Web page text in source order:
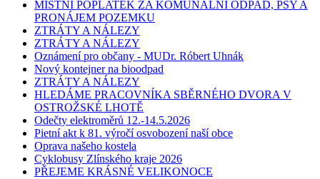
MÍSTNÍ POPLATEK ZA KOMUNÁLNÍ ODPAD, PSY A
PRONÁJEM POZEMKU
ZTRÁTY A NÁLEZY
ZTRÁTY A NÁLEZY
Oznámení pro občany - MUDr. Róbert Uhnák
Nový kontejner na bioodpad
ZTRÁTY A NÁLEZY
HLEDÁME PRACOVNÍKA SBĚRNÉHO DVORA V
OSTROŽSKÉ LHOTĚ
Odečty elektroměrů 12.-14.5.2026
Pietní akt k 81. výročí osvobození naší obce
Oprava našeho kostela
Cyklobusy Zlínského kraje 2026
PŘEJEME KRÁSNÉ VELIKONOCE